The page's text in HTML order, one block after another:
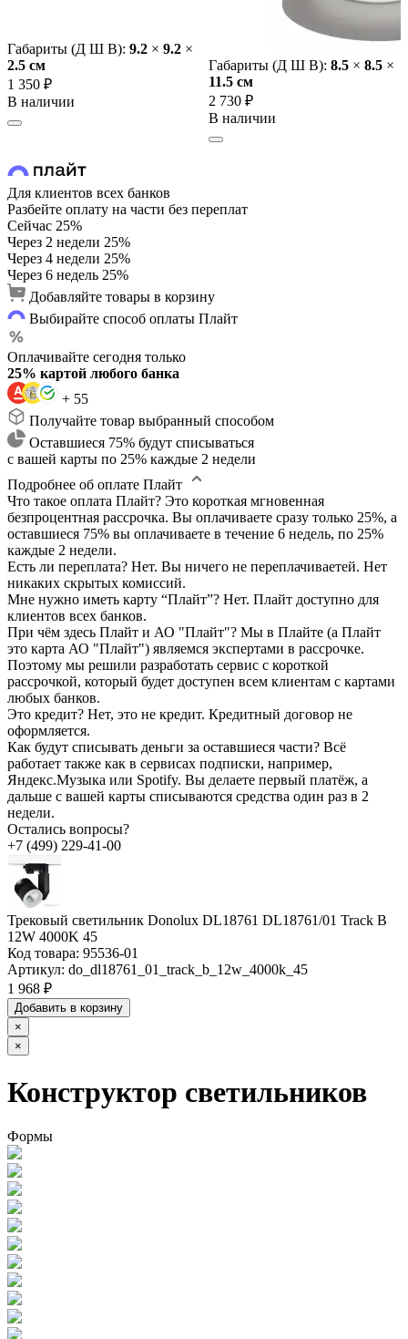
Габариты (Д Ш В): 9.2 × 9.2 ×
2.5 cм
1 350 ₽
В наличии
Габариты (Д Ш В): 8.5 × 8.5 ×
11.5 cм
2 730 ₽
В наличии
Для клиентов всех банков
Разбейте оплату на части без переплат
Сейчас 25%
Через 2 недели 25%
Через 4 недели 25%
Через 6 недель 25%
Добавляйте товары в корзину
Выбирайте способ оплаты Плайт
Оплачивайте сегодня только
25% картой любого банка
+ 55
Получайте товар выбранный способом
Оставшиеся 75% будут списываться
с вашей карты по 25% каждые 2 недели
Подробнее об оплате Плайт
Что такое оплата Плайт? Это короткая мгновенная
безпроцентная рассрочка. Вы оплачиваете сразу только 25%, а
оставшиеся 75% вы оплачиваете в течение 6 недель, по 25%
каждые 2 недели.
Есть ли переплата? Нет. Вы ничего не переплачиваетей. Нет
никаких скрытых комиссий.
Мне нужно иметь карту “Плайт”? Нет. Плайт доступно для
клиентов всех банков.
При чём здесь Плайт и АО "Плайт"? Мы в Плайте (а Плайт
это карта АО "Плайт") являемся экспертами в рассрочке.
Поэтому мы решили разработать сервис с короткой
рассрочкой, который будет доступен всем клиентам с картами
любых банков.
Это кредит? Нет, это не кредит. Кредитный договор не
оформляется.
Как будут списывать деньги за оставшиеся части? Всё
работает также как в сервисах подписки, например,
Яндекс.Музыка или Spotify. Вы делаете первый платёж, а
дальше с вашей карты списываются средства один раз в 2
недели.
Остались вопросы?
+7 (499) 229-41-00
Трековый светильник Donolux DL18761 DL18761/01 Track B
12W 4000K 45
Код товара: 95536-01
Артикул: do_dl18761_01_track_b_12w_4000k_45
1 968 ₽
Добавить в корзину
×
×
Конструктор светильников
Формы